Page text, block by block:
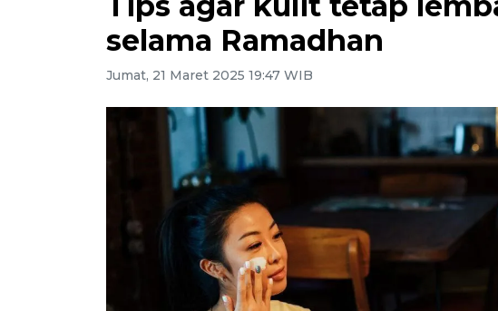
selama Ramadhan
Jumat, 21 Maret 2025 19:47 WIB